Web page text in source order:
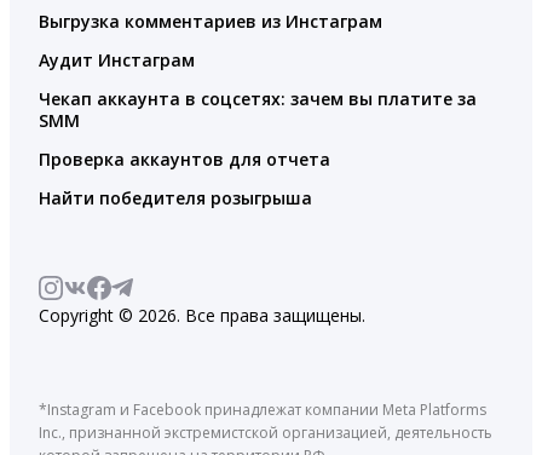
Выгрузка комментариев из Инстаграм
Аудит Инстаграм
Чекап аккаунта в соцсетях: зачем вы платите за
SMM
Проверка аккаунтов для отчета
Найти победителя розыгрыша
Copyright © 2026. Все права защищены.
*Instagram и Facebook принадлежат компании Meta Platforms
Inc., признанной экстремистской организацией, деятельность